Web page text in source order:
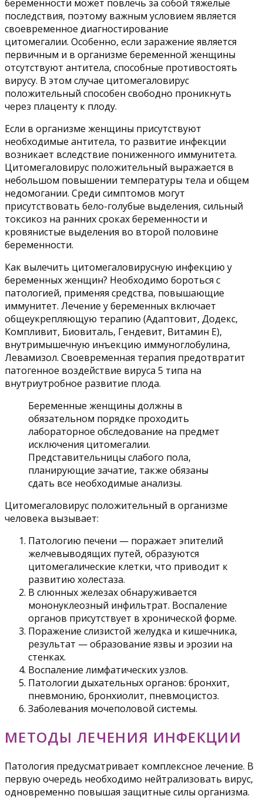
беременности может повлечь за собой тяжелые
последствия, поэтому важным условием является
своевременное диагностирование
цитомегалии. Особенно, если заражение является
первичным и в организме беременной женщины
отсутствуют антитела, способные противостоять
вирусу. В этом случае цитомегаловирус
положительный способен свободно проникнуть
через плаценту к плоду.
Если в организме женщины присутствуют
необходимые антитела, то развитие инфекции
возникает вследствие пониженного иммунитета.
Цитомегаловирус положительный выражается в
небольшом повышении температуры тела и общем
недомогании. Среди симптомов могут
присутствовать бело-голубые выделения, сильный
токсикоз на ранних сроках беременности и
кровянистые выделения во второй половине
беременности.
Как вылечить цитомегаловирусную инфекцию у
беременных женщин? Необходимо бороться с
патологией, применяя средства, повышающие
иммунитет. Лечение у беременных включает
общеукрепляющую терапию (Адаптовит, Додекс,
Компливит, Биовиталь, Гендевит, Витамин Е),
внутримышечную инъекцию иммуноглобулина,
Левамизол. Своевременная терапия предотвратит
патогенное воздействие вируса 5 типа на
внутриутробное развитие плода.
Беременные женщины должны в
обязательном порядке проходить
лабораторное обследование на предмет
исключения цитомегалии.
Представительницы слабого пола,
планирующие зачатие, также обязаны
сдать все необходимые анализы.
Цитомегаловирус положительный в организме
человека вызывает:
Патологию печени — поражает эпителий
желчевыводящих путей, образуются
цитомегалические клетки, что приводит к
развитию холестаза.
В слюнных железах обнаруживается
мононуклеозный инфильтрат. Воспаление
органов присутствует в хронической форме.
Поражение слизистой желудка и кишечника,
результат — образование язвы и эрозии на
стенках.
Воспаление лимфатических узлов.
Патологии дыхательных органов: бронхит,
пневмонию, бронхиолит, пневмоцистоз.
Заболевания мочеполовой системы.
МЕТОДЫ ЛЕЧЕНИЯ ИНФЕКЦИИ
Патология предусматривает комплексное лечение. В
первую очередь необходимо нейтрализовать вирус,
одновременно повышая защитные силы организма.